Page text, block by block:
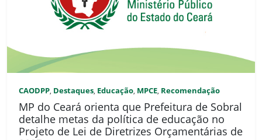
CAODPP, Destaques, Educação, MPCE, Recomendação
MP do Ceará orienta que Prefeitura de Sobral
detalhe metas da política de educação no
Projeto de Lei de Diretrizes Orçamentárias de